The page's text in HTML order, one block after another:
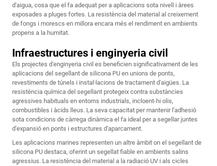
d'aigua, cosa que el fa adequat per a aplicacions sota nivell i àrees
exposades a pluges fortes. La resistència del material al creixement
de fongs i morescs en millora encara més el rendiment en ambients
propens a la humitat.
Infraestructures i enginyeria civil
Els projectes d'enginyeria civil es beneficien significativament de les
aplicacions del segellant de silicona PU en unions de ponts,
revestiments de túnels i instal·lacions de tractament d'aigües. La
resistència química del segellant protegeix contra substàncies
agressives habituals en entorns industrials, incloent-hi olis,
combustibles i àcids lleus. La seva capacitat per mantenir l'adhesió
sota condicions de càrrega dinàmica el fa ideal per a segellar juntes
d'expansió en ponts i estructures d'aparcament.
Les aplicacions marines representen un altre àmbit on el segellant de
silicona PU destaca, oferint un segellat fiable en ambients salins
agressius. La resistència del material a la radiació UV i als cicles